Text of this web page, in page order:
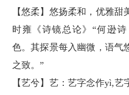
【悠柔】悠扬柔和，优雅
时雍《诗镜总论》“何逊
色。其探景每入幽微，语气
之致。”
【艺兮】艺：艺字念作yì,艺